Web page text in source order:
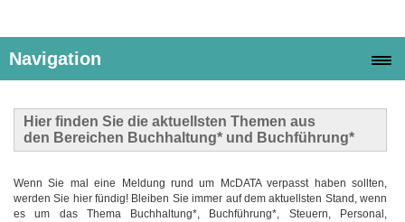
Navigation
Hier finden Sie die aktuellsten Themen aus
den Bereichen Buchhaltung* und Buchführung*
Wenn Sie mal eine Meldung rund um McDATA verpasst haben sollten,
werden Sie hier fündig! Bleiben Sie immer auf dem aktuellsten Stand, wenn
es um das Thema Buchhaltung*, Buchführung*, Steuern, Personal,